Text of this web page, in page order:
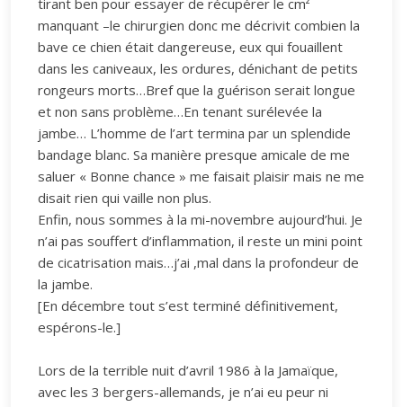
tirant ben pour essayer de récupérer le cm²
manquant –le chirurgien donc me décrivit combien la
bave ce chien était dangereuse, eux qui fouaillent
dans les caniveaux, les ordures, dénichant de petits
rongeurs morts…Bref que la guérison serait longue
et non sans problème…En tenant surélevée la
jambe… L’homme de l’art termina par un splendide
bandage blanc. Sa manière presque amicale de me
saluer « Bonne chance » me faisait plaisir mais ne me
disait rien qui vaille non plus.
Enfin, nous sommes à la mi-novembre aujourd’hui. Je
n’ai pas souffert d’inflammation, il reste un mini point
de cicatrisation mais…j’ai ,mal dans la profondeur de
la jambe.
[En décembre tout s’est terminé définitivement,
espérons-le.]
Lors de la terrible nuit d’avril 1986 à la Jamaïque,
avec les 3 bergers-allemands, je n’ai eu peur ni